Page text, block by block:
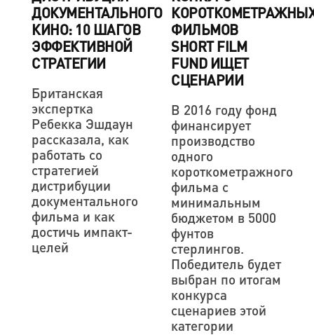
ДОКУМЕНТАЛЬНОГО
КИНО: 10 ШАГОВ
ЭФФЕКТИВНОЙ
СТРАТЕГИИ
Британская
экспертка
Ребекка Эшдаун
рассказала, как
работать со
стратегией
дистрибуции
документального
фильма и как
достичь импакт-
целей
ФИЛЬМОВ
SHORT FILM
FUND ИЩЕТ
СЦЕНАРИИ
В 2016 году фонд
финансирует
производство
одного
короткометражного
фильма с
минимальным
бюджетом в 5000
фунтов
стерлингов.
Победитель будет
выбран по итогам
конкурса
сценариев этой
категории